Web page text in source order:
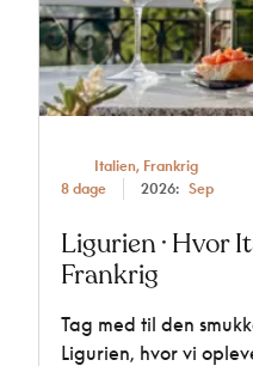
Italien, Frankrig
8 dage
2026: Sep
Ligurien · Hvor
Frankrig
Tag med til den
Ligurien, hvor vi